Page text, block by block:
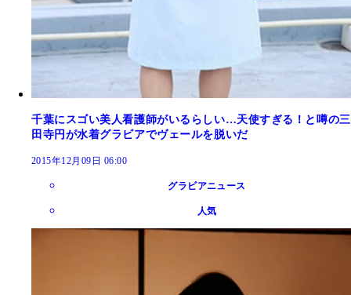
千葉にスゴい美人看護師がいるらしい…天使すぎる！と噂の三
田寺円が水着グラビアでヴェールを脱いだ
2015年12月09日 06:00
グラビアニュース
人気